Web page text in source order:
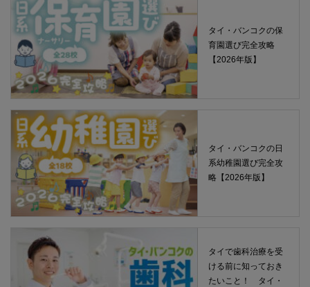
タイ・バンコクの保
育園選び完全攻略
【2026年版】
タイ・バンコクの日
系幼稚園選び完全攻
略【2026年版】
タイで歯科治療を受
ける前に知っておき
たいこと！ タイ・